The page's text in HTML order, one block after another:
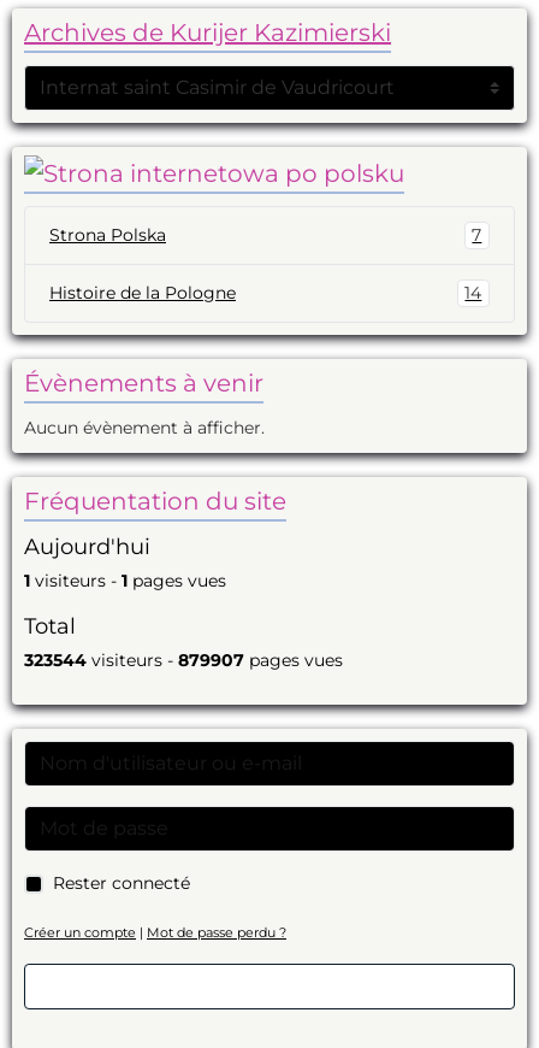
Archives de Kurijer Kazimierski
Strona Polska 7
Histoire de la Pologne 14
Évènements à venir
Aucun évènement à afficher.
Fréquentation du site
Aujourd'hui
1 visiteurs - 1 pages vues
Total
323544 visiteurs - 879907 pages vues
Rester connecté
Créer un compte | Mot de passe perdu ?